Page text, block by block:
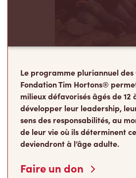
Le programme pluriannuel des
Fondation Tim Hortons®
milieux défavorisés âgés de 12
développer leur leadership,
sens des responsabilités, au
de leur vie où ils déterminent
deviendront à l’âge adulte.
Faire un don